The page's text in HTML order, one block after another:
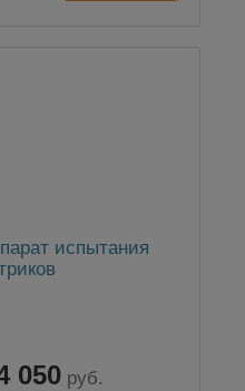
испытания
050 руб.